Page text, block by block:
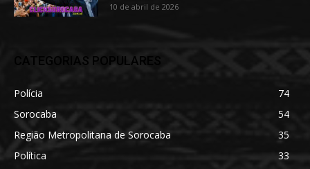
10 de abril de 2026
CATEGORIAS POPULARES
Polícia
74
Sorocaba
54
Região Metropolitana de Sorocaba
35
Política
33